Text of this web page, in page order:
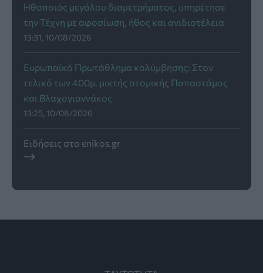
Ηθοποιός μεγάλου διαμετρήματος, υπηρέτησε
την Τέχνη με αφοσίωση, ήθος και ανιδιοτέλεια
13:31, 10/08/2026
Ευρωπαϊκό Πρωτάθλημα κολύμβησης: Στον
τελικό των 400μ. μικτής ατομικής Παπαστάμος
και Βλαχογιαννάκος
13:25, 10/08/2026
Ειδήσεις στο enikos.gr